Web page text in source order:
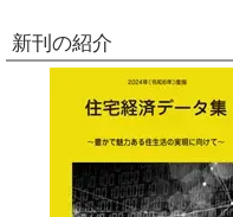
新刊の紹介